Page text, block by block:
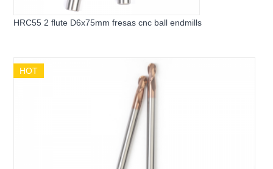
HRC55 2 flute D6x75mm fresas cnc ball endmills
HOT